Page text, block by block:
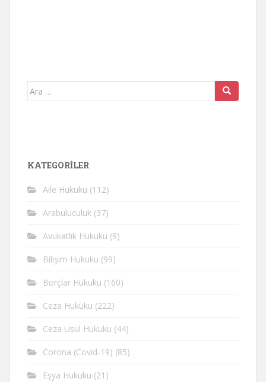
Arama
KATEGORİLER
Aile Hukuku (112)
Arabuluculuk (37)
Avukatlık Hukuku (9)
Bilişim Hukuku (99)
Borçlar Hukuku (160)
Ceza Hukuku (222)
Ceza Usul Hukuku (44)
Corona (Covid-19) (85)
Eşya Hukuku (21)